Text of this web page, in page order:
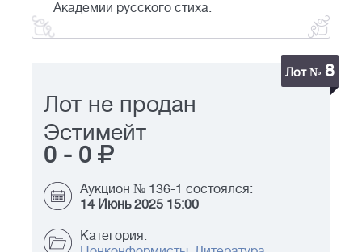
Академии русского стиха.
Лот № 8
Лот не продан
Эстимейт
0 - 0
Аукцион № 136-1 состоялся:
14 Июнь 2025 15:00
Категория: